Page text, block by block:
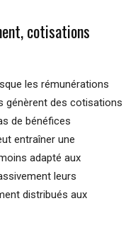
cotisations
les rémunérations
génèrent des cotisations
de bénéfices
entraîner une
adapté aux
leurs
distribués aux